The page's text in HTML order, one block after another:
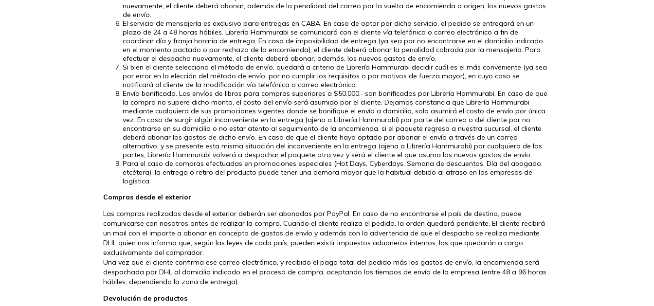
nuevamente, el cliente deberá abonar, además de la penalidad del correo por la vuelta de encomienda a origen, los nuevos gastos
de envío.
El servicio de mensajería es exclusivo para entregas en CABA. En caso de optar por dicho servicio, el pedido se entregará en un
plazo de 24 a 48 horas hábiles. Librería Hammurabi se comunicará con el cliente vía telefónica o correo electrónico a fin de
coordinar día y franja horaria de entrega. En caso de imposibilidad de entrega (ya sea por no encontrarse en el domicilio indicado
en el momento pactado o por rechazo de la encomienda), el cliente deberá abonar la penalidad cobrada por la mensajería. Para
efectuar el despacho nuevamente, el cliente deberá abonar, además, los nuevos gastos de envío.
Si bien el cliente selecciona el método de envío, quedará a criterio de Librería Hammurabi decidir cuál es el más conveniente (ya sea
por error en la elección del método de envío, por no cumplir los requisitos o por motivos de fuerza mayor), en cuyo caso se
notificará al cliente de la modificación vía telefónica o correo electrónico.
Envío bonificado. Los envíos de libros para compras superiores a $50.000.- son bonificados por Librería Hammurabi. En caso de que
la compra no supere dicho monto, el costo del envío será asumido por el cliente. Dejamos constancia que Librería Hammurabi
mediante cualquiera de sus promociones vigentes donde se bonifique el envío a domicilio, solo asumirá el costo de envío por única
vez. En caso de surgir algún inconveniente en la entrega (ajeno a Librería Hammurabi) por parte del correo o del cliente por no
encontrarse en su domicilio o no estar atento al seguimiento de la encomienda, si el paquete regresa a nuestra sucursal, el cliente
deberá abonar los gastos de dicho envío. En caso de que el cliente haya optado por abonar el envío a través de un correo
alternativo, y se presente esta misma situación del inconveniente en la entrega (ajena a Librería Hammurabi) por cualquiera de las
partes, Librería Hammurabi volverá a despachar el paquete otra vez y será el cliente el que asuma los nuevos gastos de envío.
Para el caso de compras efectuadas en promociones especiales (Hot Days, Cyberdays, Semana de descuentos, Día del abogado,
etcétera), la entrega o retiro del producto puede tener una demora mayor que la habitual debido al atraso en las empresas de
logística.
Compras desde el exterior
Las compras realizadas desde el exterior deberán ser abonadas por PayPal. En caso de no encontrarse el país de destino, puede
comunicarse con nosotros antes de realizar la compra. Cuando el cliente realiza el pedido, la orden quedará pendiente. El cliente recibirá
un mail con el importe a abonar en concepto de gastos de envío y además con la advertencia de que el despacho se realiza mediante
DHL quien nos informa que, según las leyes de cada país, pueden existir impuestos aduaneros internos, los que quedarán a cargo
exclusivamente del comprador.
Una vez que el cliente confirma ese correo electrónico, y recibido el pago total del pedido más los gastos de envío, la encomienda será
despachada por DHL al domicilio indicado en el proceso de compra, aceptando los tiempos de envío de la empresa (entre 48 a 96 horas
hábiles, dependiendo la zona de entrega).
Devolución de productos